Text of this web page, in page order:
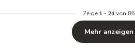
Zeige 1 - 24von 86
Mehr anzeigen